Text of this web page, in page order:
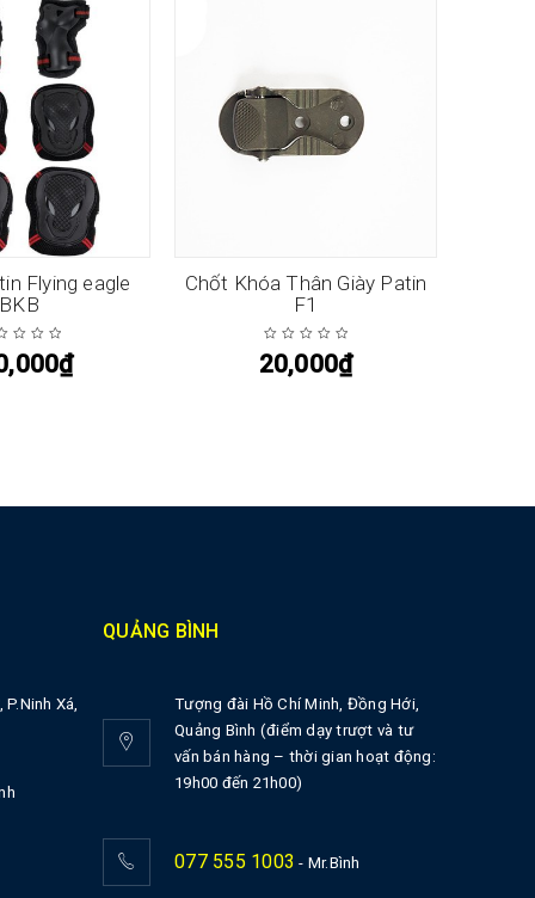
Flying eagle
BKB
₫
Chốt Khóa Thân Giày Patin
F1
20,000₫
Xá,
QUẢNG BÌNH
Tượng đài Hồ Chí Minh, Đồng Hới,
Quảng Bình (điểm dạy trượt và tư
vấn bán hàng – thời gian hoạt động:
19h00 đến 21h00)
077 555 1003 - Mr.Bình